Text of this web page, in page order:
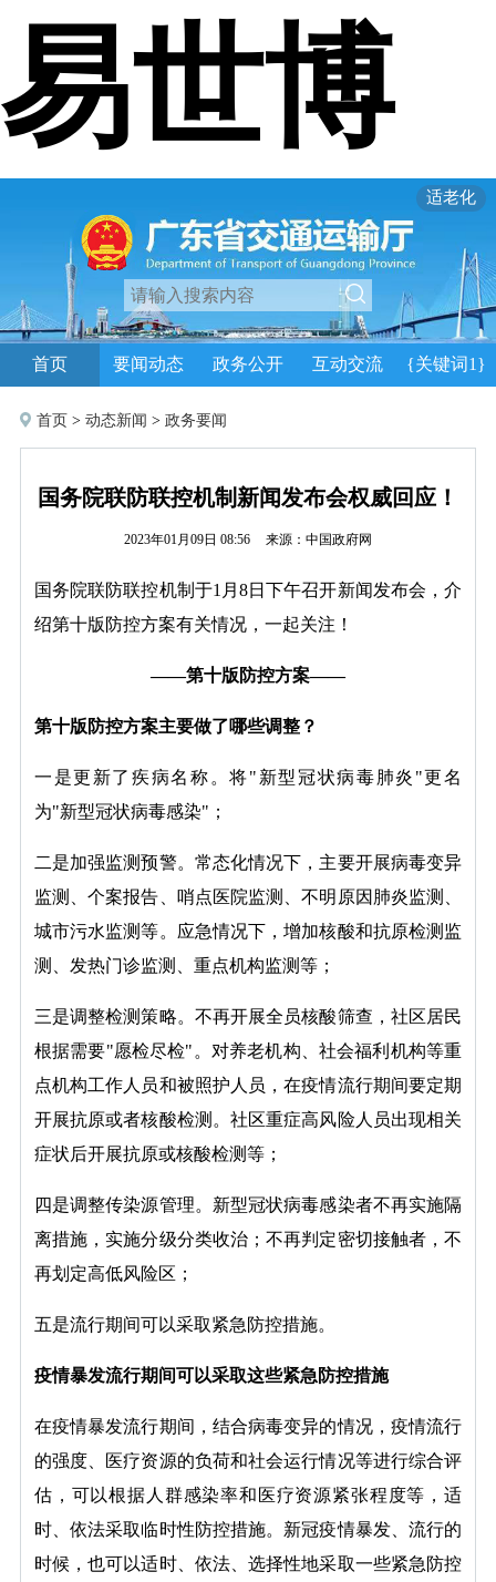
易世博
适老化
首页 要闻动态 政务公开 互动交流 {关键词1}
首页> 动态新闻 > 政务要闻
国务院联防联控机制新闻发布会权威回应！
2023年01月09日 08:56 来源：中国政府网
国务院联防联控机制于1月8日下午召开新闻发布会，介
绍第十版防控方案有关情况，一起关注！
——第十版防控方案——
第十版防控方案主要做了哪些调整？
一是更新了疾病名称。将"新型冠状病毒肺炎"更名
为"新型冠状病毒感染"；
二是加强监测预警。常态化情况下，主要开展病毒变异
监测、个案报告、哨点医院监测、不明原因肺炎监测、
城市污水监测等。应急情况下，增加核酸和抗原检测监
测、发热门诊监测、重点机构监测等；
三是调整检测策略。不再开展全员核酸筛查，社区居民
根据需要"愿检尽检"。对养老机构、社会福利机构等重
点机构工作人员和被照护人员，在疫情流行期间要定期
开展抗原或者核酸检测。社区重症高风险人员出现相关
症状后开展抗原或核酸检测等；
四是调整传染源管理。新型冠状病毒感染者不再实施隔
离措施，实施分级分类收治；不再判定密切接触者，不
再划定高低风险区；
五是流行期间可以采取紧急防控措施。
疫情暴发流行期间可以采取这些紧急防控措施
在疫情暴发流行期间，结合病毒变异的情况，疫情流行
的强度、医疗资源的负荷和社会运行情况等进行综合评
估，可以根据人群感染率和医疗资源紧张程度等，适
时、依法采取临时性防控措施。新冠疫情暴发、流行的
时候，也可以适时、依法、选择性地采取一些紧急防控